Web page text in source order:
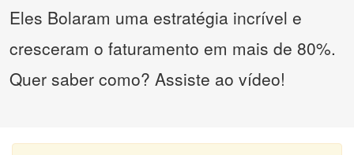
Eles Bolaram uma estratégia incrível e
cresceram o faturamento em mais de 80%.
Quer saber como? Assiste ao vídeo!